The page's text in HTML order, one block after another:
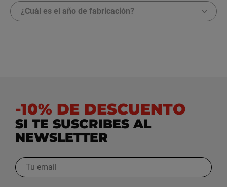
¿Cuál es el año de fabricación?
-10% DE DESCUENTO
SI TE SUSCRIBES AL
NEWSLETTER